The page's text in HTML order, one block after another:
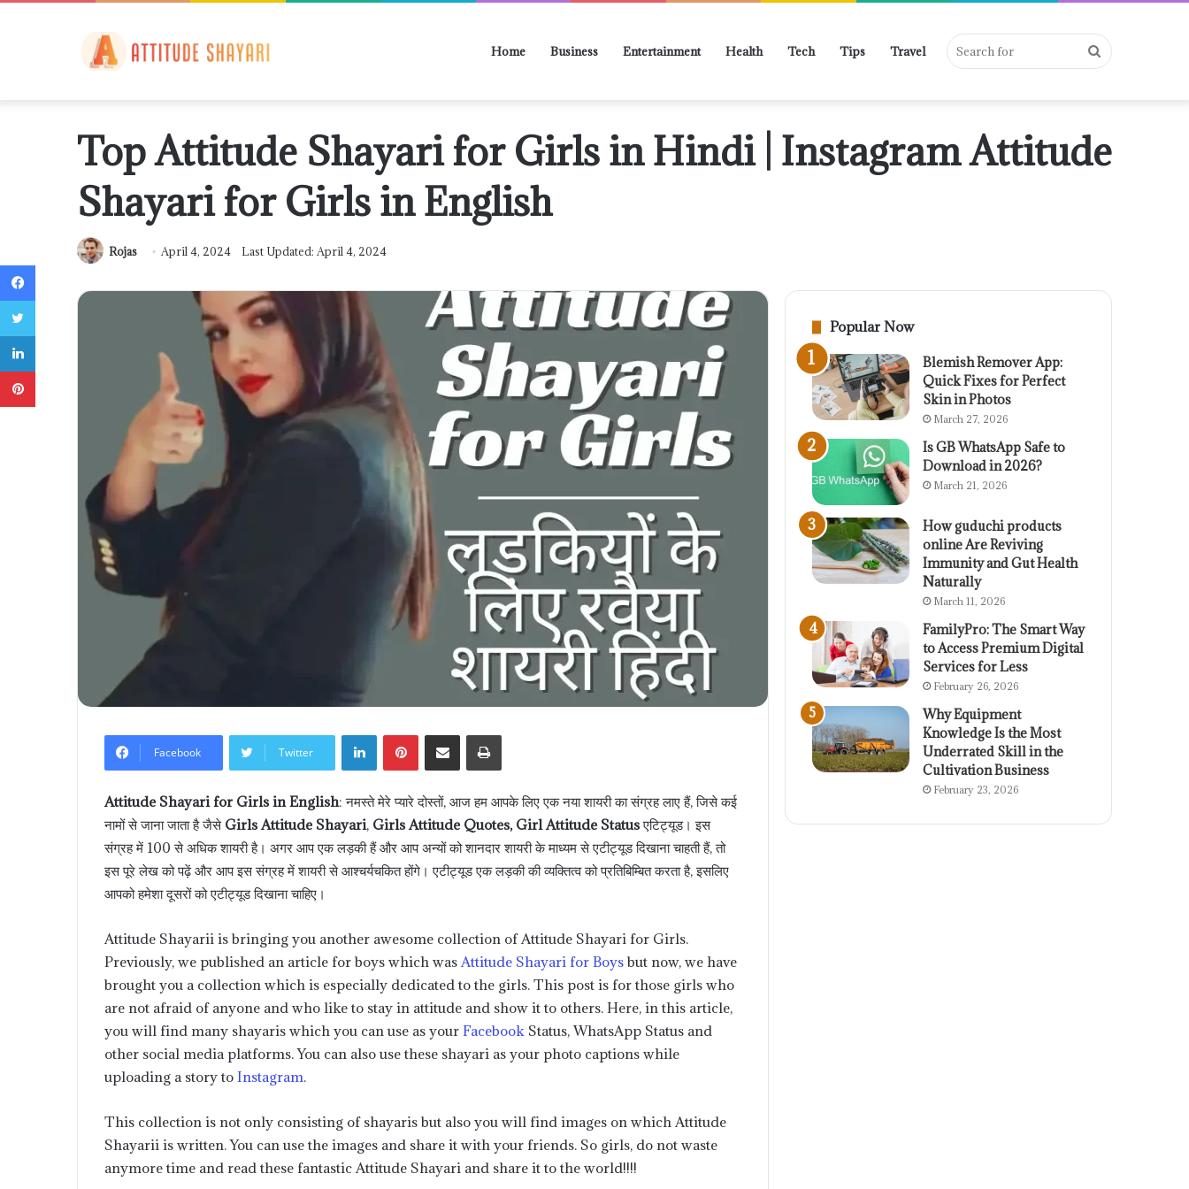
Home Business Entertainment Health Tech Tips Travel Search
for
Top Attitude Shayari for Girls in Hindi | Instagram Attitude
Shayari for Girls in English
Rojas April 4, 2024 Last Updated: April 4, 2024
Facebook Twitter
LinkedInPinterestShare via Email Print
Attitude Shayari for Girls in English: नमस्ते मेरे प्यारे दोस्तों, आज हम आपके लिए एक नया शायरी का संग्रह लाए हैं, जिसे कई
नामों से जाना जाता है जैसे Girls Attitude Shayari, Girls Attitude Quotes, Girl Attitude Statusएटिट्यूड। इस
संग्रह में 100 से अधिक शायरी है। अगर आप एक लड़की हैं और आप अन्यों को शानदार शायरी के माध्यम से एटीट्यूड दिखाना चाहती हैं, तो
इस पूरे लेख को पढ़ें और आप इस संग्रह में शायरी से आश्चर्यचकित होंगे। एटीट्यूड एक लड़की की व्यक्तित्व को प्रतिबिम्बित करता है, इसलिए
आपको हमेशा दूसरों को एटीट्यूड दिखाना चाहिए।
Attitude Shayarii is bringing you another awesome collection of Attitude Shayari for Girls.
Previously, we published an article for boys which was Attitude Shayari for Boysbut now, we have
brought you a collection which is especially dedicated to the girls. This post is for those girls who
are not afraid of anyone and who like to stay in attitude and show it to others. Here, in this article,
you will find many shayaris which you can use as your Facebook Status, WhatsApp Status and
other social media platforms. You can also use these shayari as your photo captions while
uploading a story to Instagram.
This collection is not only consisting of shayaris but also you will find images on which Attitude
Shayarii is written. You can use the images and share it with your friends. So girls, do not waste
anymore time and read these fantastic Attitude Shayari and share it to the world!!!!
Popular Now
Blemish Remover App:
Quick Fixes for Perfect
Skin in Photos
March 27, 2026
Is GB WhatsApp Safe to
Download in 2026?
March 21, 2026
How guduchi products
online Are Reviving
Immunity and Gut Health
Naturally
March 11, 2026
FamilyPro: The Smart Way
to Access Premium Digital
Services for Less
February 26, 2026
Why Equipment
Knowledge Is the Most
Underrated Skill in the
Cultivation Business
February 23, 2026
Facebook
Twitter
LinkedIn
Pinterest